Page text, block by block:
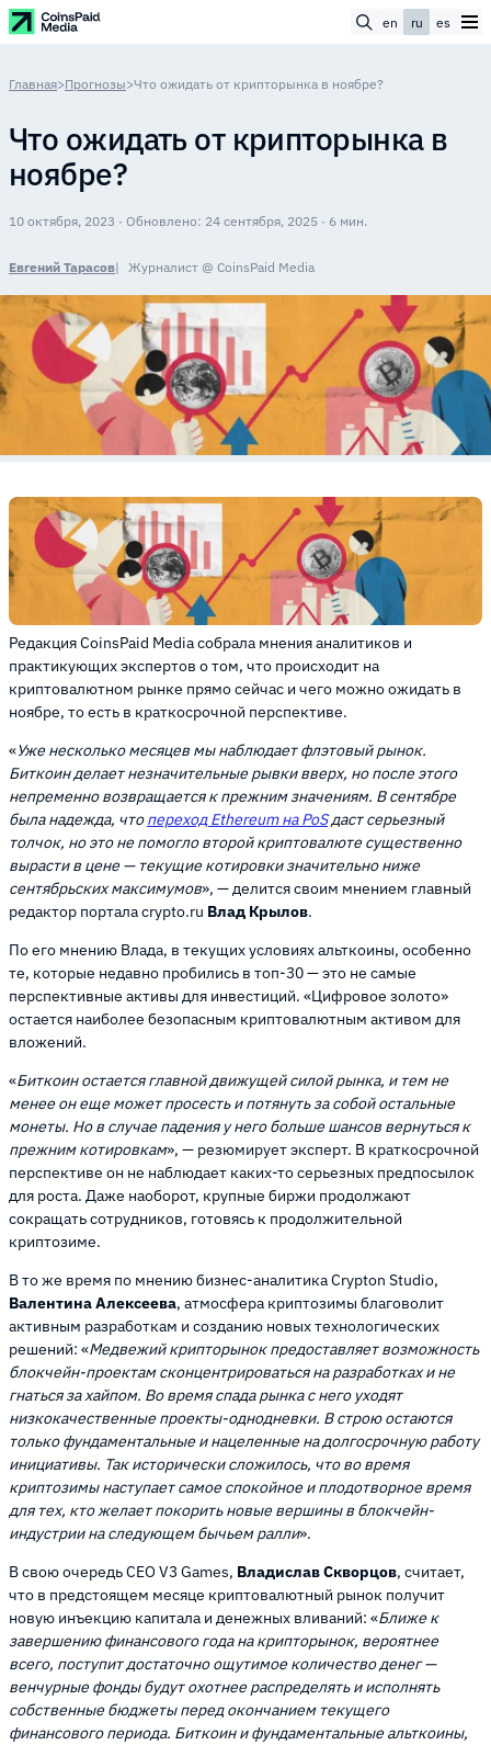
en ru es
Главная>Прогнозы>Что ожидать от крипторынка в ноябре?
Что ожидать от крипторынка в
ноябре?
10 октября, 2023 · Обновлено: 24 сентября, 2025 · 6 мин.
Евгений Тарасов Журналист @ CoinsPaid Media
Редакция CoinsPaid Media собрала мнения аналитиков и
практикующих экспертов о том, что происходит на
криптовалютном рынке прямо сейчас и чего можно ожидать в
ноябре, то есть в краткосрочной перспективе.
«Уже несколько месяцев мы наблюдает флэтовый рынок.
Биткоин делает незначительные рывки вверх, но после этого
непременно возвращается к прежним значениям. В сентябре
была надежда, чтопереход Ethereum на PoSдаст серьезный
толчок, но это не помогло второй криптовалюте существенно
вырасти в цене — текущие котировки значительно ниже
сентябрьских максимумов», — делится своим мнением главный
редактор портала crypto.ru Влад Крылов.
По его мнению Влада, в текущих условиях альткоины, особенно
те, которые недавно пробились в топ-30 — это не самые
перспективные активы для инвестиций. «Цифровое золото»
остается наиболее безопасным криптовалютным активом для
вложений.
«Биткоин остается главной движущей силой рынка, и тем не
менее он еще может просесть и потянуть за собой остальные
монеты. Но в случае падения у него больше шансов вернуться к
прежним котировкам», — резюмирует эксперт. В краткосрочной
перспективе он не наблюдает каких-то серьезных предпосылок
для роста. Даже наоборот, крупные биржи продолжают
сокращать сотрудников, готовясь к продолжительной
криптозиме.
В то же время по мнению бизнес-аналитика Crypton Studio,
Валентина Алексеева, атмосфера криптозимы благоволит
активным разработкам и созданию новых технологических
решений: «Медвежий крипторынок предоставляет возможность
блокчейн-проектам сконцентрироваться на разработках и не
гнаться за хайпом. Во время спада рынка с него уходят
низкокачественные проекты-однодневки. В строю остаются
только фундаментальные и нацеленные на долгосрочную работу
инициативы. Так исторически сложилось, что во время
криптозимы наступает самое спокойное и плодотворное время
для тех, кто желает покорить новые вершины в блокчейн-
индустрии на следующем бычьем ралли».
В свою очередь CEO V3 Games, Владислав Скворцов, считает,
что в предстоящем месяце криптовалютный рынок получит
новую инъекцию капитала и денежных вливаний: «Ближе к
завершению финансового года на крипторынок, вероятнее
всего, поступит достаточно ощутимое количество денег —
венчурные фонды будут охотнее распределять и исполнять
собственные бюджеты перед окончанием текущего
финансового периода. Биткоин и фундаментальные альткоины,